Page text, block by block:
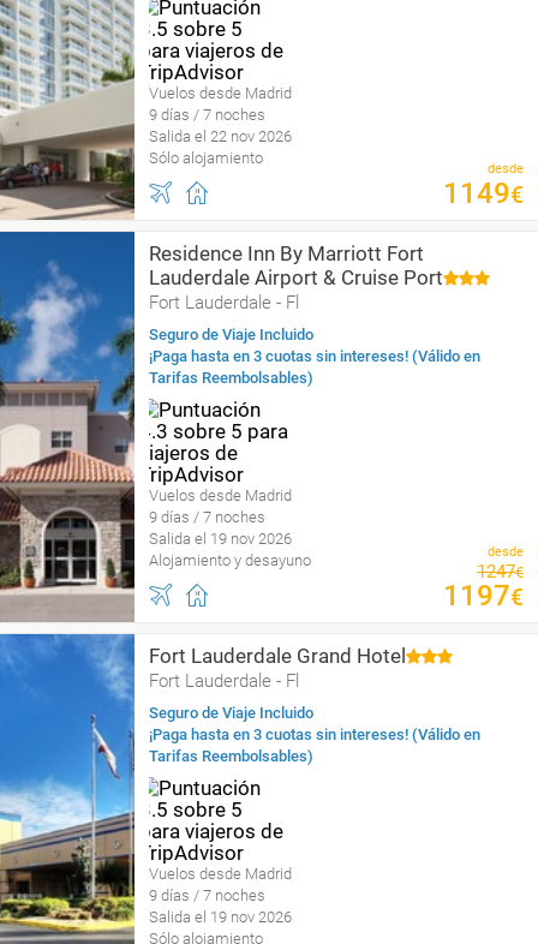
Vuelos desde Madrid
9 días / 7 noches
Salida el 22 nov 2026
Sólo alojamiento
desde
1149€
Residence Inn By Marriott Fort
Lauderdale Airport & Cruise Port
Fort Lauderdale - Fl
Seguro de Viaje Incluido
¡Paga hasta en 3 cuotas sin intereses! (Válido en
Tarifas Reembolsables)
Vuelos desde Madrid
9 días / 7 noches
Salida el 19 nov 2026
Alojamiento y desayuno
desde
1247€
1197€
Fort Lauderdale Grand Hotel
Fort Lauderdale - Fl
Seguro de Viaje Incluido
¡Paga hasta en 3 cuotas sin intereses! (Válido en
Tarifas Reembolsables)
Vuelos desde Madrid
9 días / 7 noches
Salida el 19 nov 2026
Sólo alojamiento